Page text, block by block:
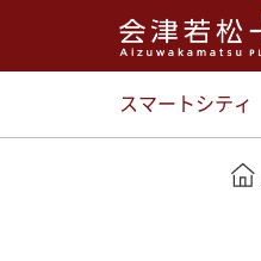
スマートシティ